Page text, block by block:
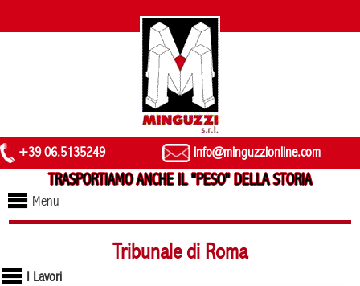
+39 06.5135249 info@minguzzionline.com
TRASPORTIAMO ANCHE IL "PESO" DELLA STORIA
Menu
I Lavori
Tribunale di Roma